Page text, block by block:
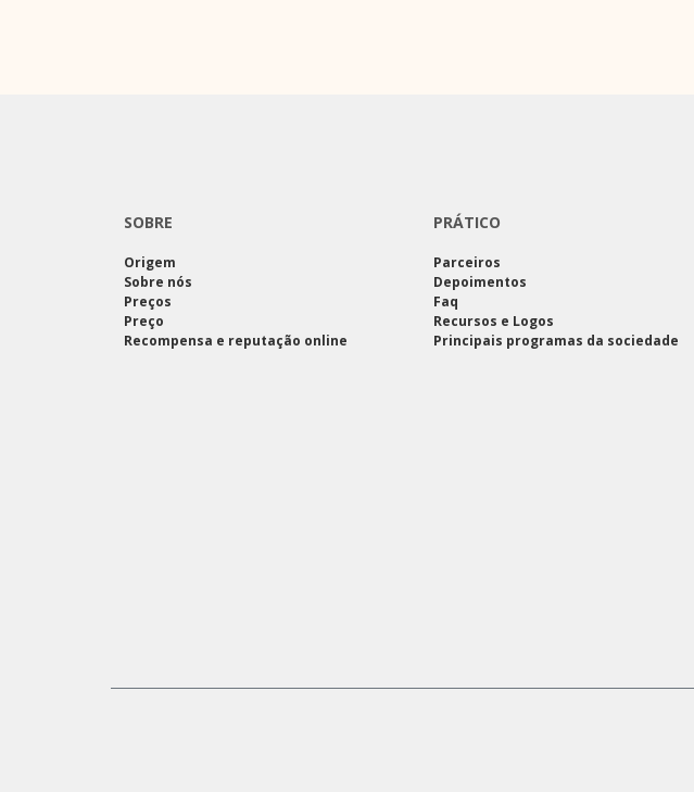
SOBRE
Origem
Sobre nós
Preços
Preço
Recompensa e reputação online
PRÁTICO
Parceiros
Depoimentos
Faq
Recursos e Logos
Principais programas da sociedade